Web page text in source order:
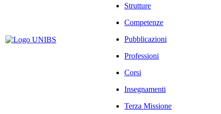
Strutture
Competenze
Pubblicazioni
Professioni
Corsi
Insegnamenti
Terza Missione